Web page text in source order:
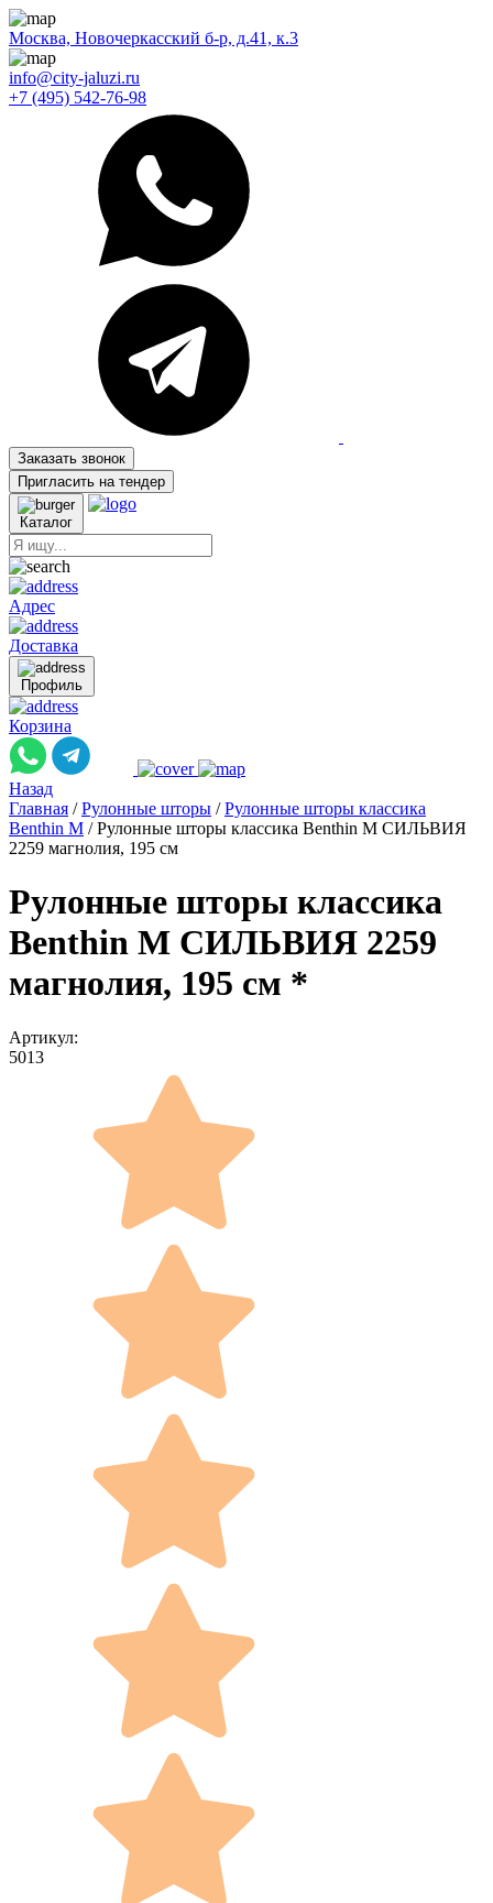
Москва, Новочеркасский б-р, д.41, к.3
info@city-jaluzi.ru
+7 (495) 542-76-98
Заказать звонок
Пригласить на тендер
Каталог
Адрес
Доставка
Профиль
Корзина
Назад
Главная / Рулонные шторы / Рулонные шторы классика
Benthin M / Рулонные шторы классика Benthin M СИЛЬВИЯ
2259 магнолия, 195 см
Рулонные шторы классика
Benthin M СИЛЬВИЯ 2259
магнолия, 195 см *
Артикул:
5013